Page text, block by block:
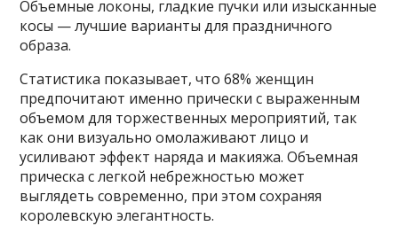
Объемные локоны, гладкие пучки или изысканные
косы — лучшие варианты для праздничного
образа.
Статистика показывает, что 68% женщин
предпочитают именно прически с выраженным
объемом для торжественных мероприятий, так
как они визуально омолаживают лицо и
усиливают эффект наряда и макияжа. Объемная
прическа с легкой небрежностью может
выглядеть современно, при этом сохраняя
королевскую элегантность.